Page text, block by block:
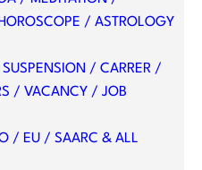
/ ASTROLOGY
/ CARRER /
/ VACANCY / JOB
/ EU / SAARC & ALL